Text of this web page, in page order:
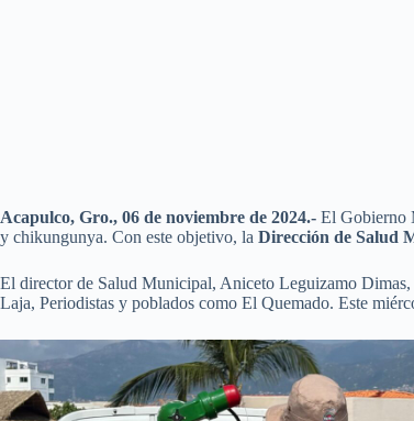
Acapulco, Gro., 06 de noviembre de 2024.- El Gobierno
y chikungunya. Con este objetivo, la Dirección de Salud
El director de Salud Municipal, Aniceto Leguizamo Dimas,
Laja, Periodistas y poblados como El Quemado. Este